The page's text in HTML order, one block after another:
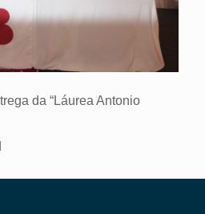
da “Láurea Antonio